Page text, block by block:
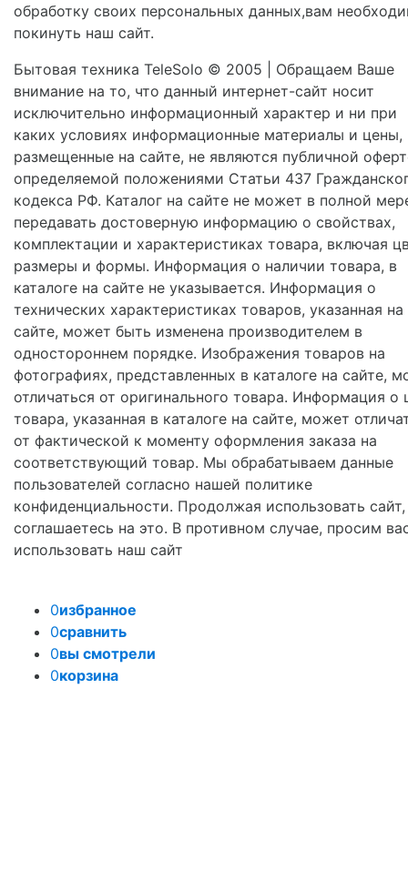
обработку своих персональных данных,вам
покинуть наш сайт.
Бытовая техника TeleSolo © 2005 | Обращаем Ваше
внимание на то, что данный интернет-сайт носит
исключительно информационный характер и ни при
каких условиях информационные материалы и цены,
размещенные на сайте, не являются публичной
определяемой положениями Статьи 437
кодекса РФ. Каталог на сайте не может в полной
передавать достоверную информацию о свойствах,
комплектации и характеристиках товара, включая
размеры и формы. Информация о наличии товара, в
каталоге на сайте не указывается. Информация о
технических характеристиках товаров, указанная на
сайте, может быть изменена производителем в
одностороннем порядке. Изображения товаров на
фотографиях, представленных в каталоге на сайте,
отличаться от оригинального товара. Информация о
товара, указанная в каталоге на сайте, может
от фактической к моменту оформления заказа на
соответствующий товар. Мы обрабатываем данные
пользователей согласно нашей политике
конфиденциальности. Продолжая использовать
соглашаетесь на это. В противном случае, просим
использовать наш сайт
0избранное
0сравнить
0вы смотрели
0корзина